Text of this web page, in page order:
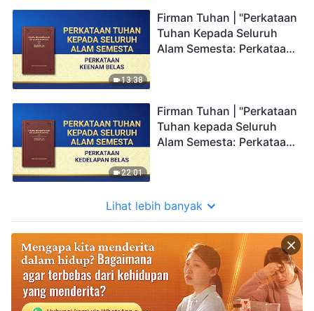
13:38
Firman Tuhan | "Perkataan
Tuhan Kepada Seluruh
Alam Semesta: Perkataan
22:01
Firman Tuhan | "Perkataan
Tuhan kepada Seluruh
Alam Semesta: Perkataan
Lihat lebih banyak